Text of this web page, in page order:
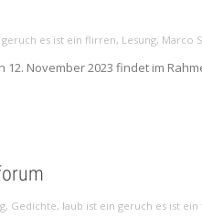
geruch es ist ein flirren, Lesung, Marco
November 2023 findet im
, Gedichte, laub ist ein geruch es ist